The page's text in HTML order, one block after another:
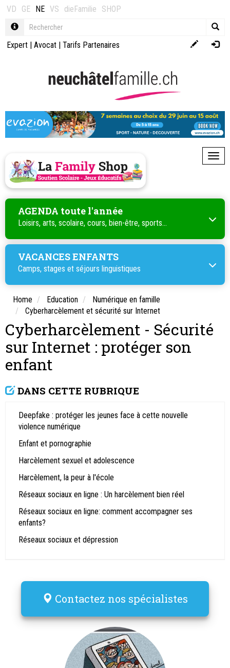
VD GE NE VS dieFamilie SHOP
Expert | Avocat | Tarifs Partenaires
AGENDA toute l'année
Loisirs, arts, scolaire, cours, bien-être, sports...
VACANCES ENFANTS
Camps, stages et séjours linguistiques
Home Education
Numérique en famille
Cyberharcèlement et sécurité sur Internet
Cyberharcèlement - Sécurité
sur Internet : protéger son
enfant
DANS CETTE RUBRIQUE
Deepfake : protéger les jeunes face à cette nouvelle
violence numérique
Enfant et pornographie
Harcèlement sexuel et adolescence
Harcèlement, la peur à l'école
Réseaux sociaux en ligne : Un harcèlement bien réel
Réseaux sociaux en ligne: comment accompagner ses
enfants?
Réseaux sociaux et dépression
Contactez nos spécialistes